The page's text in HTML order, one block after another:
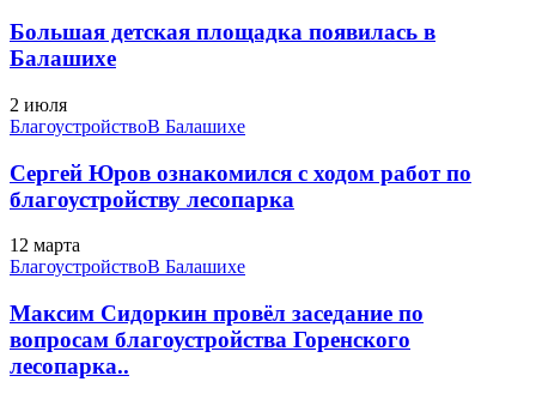
Большая детская площадка появилась в
Балашихе
2 июля
БлагоустройствоВ Балашихе
Сергей Юров ознакомился с ходом работ по
благоустройству лесопарка
12 марта
БлагоустройствоВ Балашихе
Максим Сидоркин провёл заседание по
вопросам благоустройства Горенского
лесопарка..